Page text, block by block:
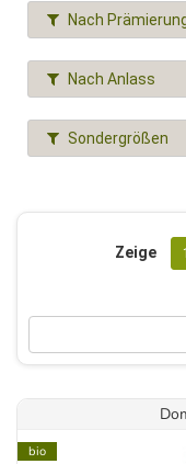
Nach
Nach Anlass
Sondergrößen
Zeige
bio